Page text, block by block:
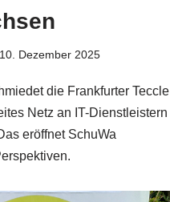
10. Dezember 2025
die Frankfurter Teccle
Netz an IT-Dienstleistern
eröffnet SchuWa